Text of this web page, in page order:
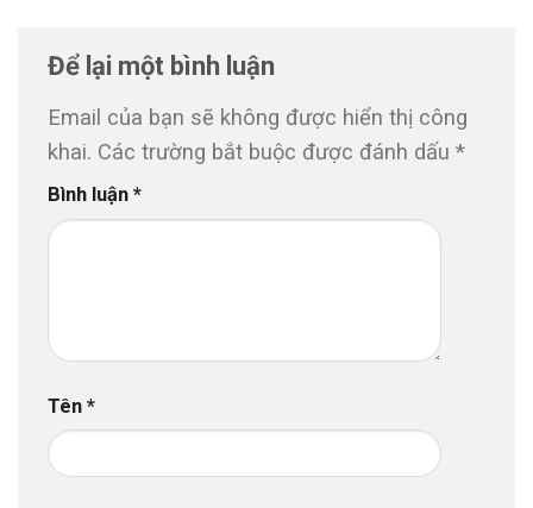
Để lại một bình luận
Email của bạn sẽ không được hiển thị công
khai. Các trường bắt buộc được đánh dấu *
Bình luận *
Tên *